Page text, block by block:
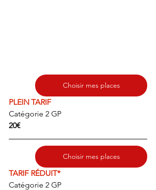
Choisir mes places
PLEIN TARIF
Catégorie 2 GP
20€
Choisir mes places
TARIF RÉDUIT*
Catégorie 2 GP